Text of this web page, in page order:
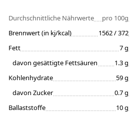
Durchschnittliche Nährwerte
pro 100g
Brennwert (in kj/kcal)
1562 / 372
Fett
7 g
davon gesättigte Fettsäuren
1.3 g
Kohlenhydrate
59 g
davon Zucker
0.7 g
Ballaststoffe
10 g